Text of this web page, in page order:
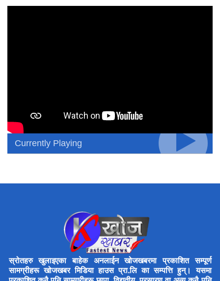
Currently Playing
स्रोतहरु खुलाइएका बाहेक अनलाईन खोजखबरमा प्रकाशित सम्पूर्ण
सामग्रीहरू खोजखबर मिडिया हाउस प्रा.लि का सम्पत्ति हुन्। यसमा